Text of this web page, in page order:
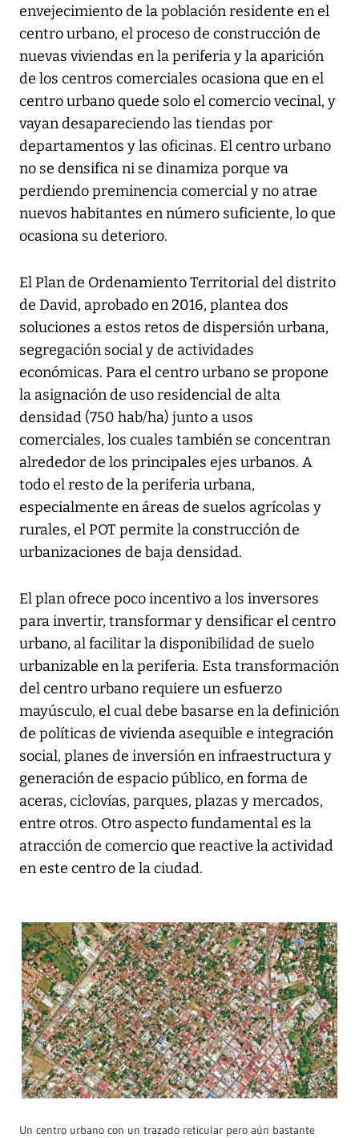
envejecimiento de la población residente en el
centro urbano, el proceso de construcción de
nuevas viviendas en la periferia y la aparición
de los centros comerciales ocasiona que en el
centro urbano quede solo el comercio vecinal, y
vayan desapareciendo las tiendas por
departamentos y las oficinas. El centro urbano
no se densifica ni se dinamiza porque va
perdiendo preminencia comercial y no atrae
nuevos habitantes en número suficiente, lo que
ocasiona su deterioro.
El Plan de Ordenamiento Territorial del distrito
de David, aprobado en 2016, plantea dos
soluciones a estos retos de dispersión urbana,
segregación social y de actividades
económicas. Para el centro urbano se propone
la asignación de uso residencial de alta
densidad (750 hab/ha) junto a usos
comerciales, los cuales también se concentran
alrededor de los principales ejes urbanos. A
todo el resto de la periferia urbana,
especialmente en áreas de suelos agrícolas y
rurales, el POT permite la construcción de
urbanizaciones de baja densidad.
El plan ofrece poco incentivo a los inversores
para invertir, transformar y densificar el centro
urbano, al facilitar la disponibilidad de suelo
urbanizable en la periferia. Esta transformación
del centro urbano requiere un esfuerzo
mayúsculo, el cual debe basarse en la definición
de políticas de vivienda asequible e integración
social, planes de inversión en infraestructura y
generación de espacio público, en forma de
aceras, ciclovías, parques, plazas y mercados,
entre otros. Otro aspecto fundamental es la
atracción de comercio que reactive la actividad
en este centro de la ciudad.
Un centro urbano con un trazado reticular pero aún bastante